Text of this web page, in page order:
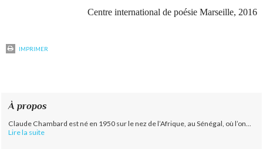
Centre international de poésie Marseille, 2016
IMPRIMER
À propos
Claude Chambard est né en 1950 sur le nez de l’Afrique, au Sénégal, où l’on...
Lire la suite